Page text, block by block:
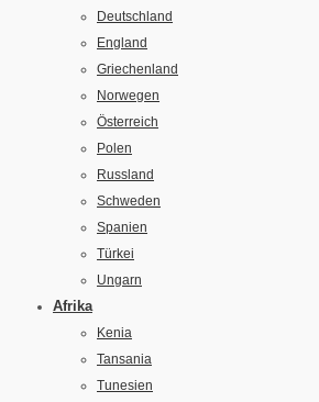
Deutschland
England
Griechenland
Norwegen
Österreich
Polen
Russland
Schweden
Spanien
Türkei
Ungarn
Afrika
Kenia
Tansania
Tunesien